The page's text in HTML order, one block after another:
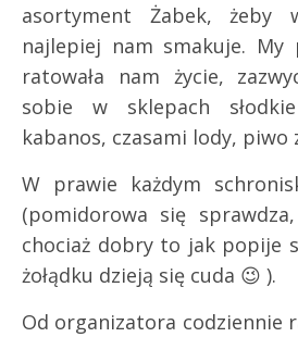
asortyment Żabek, żeby
najlepiej nam smakuje. My
ratowała nam życie,
sobie w sklepach
kabanos, czasami lody, piwo
W prawie każdym
(pomidorowa się
chociaż dobry to jak popije
żołądku dzieją się cuda 😉 ).
Od organizatora codziennie